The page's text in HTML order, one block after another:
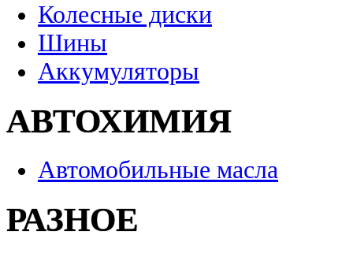
Колесные диски
Шины
Аккумуляторы
АВТОХИМИЯ
Автомобильные масла
РАЗНОЕ